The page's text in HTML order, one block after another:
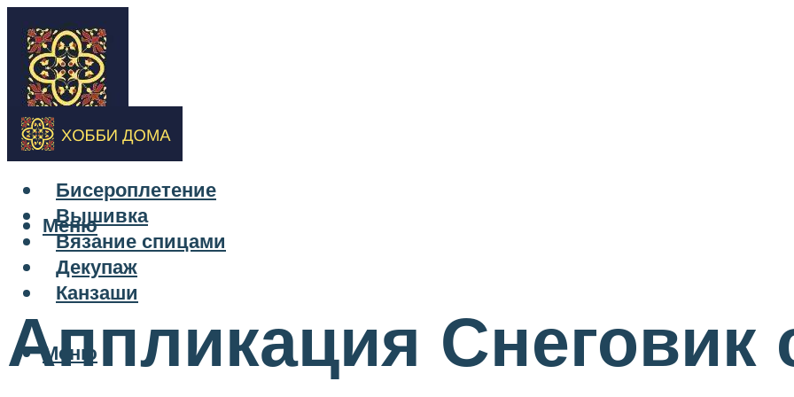
Бисероплетение
Вышивка
Вязание спицами
Декупаж
Канзаши
Меню
Меню
Аппликация Снеговик